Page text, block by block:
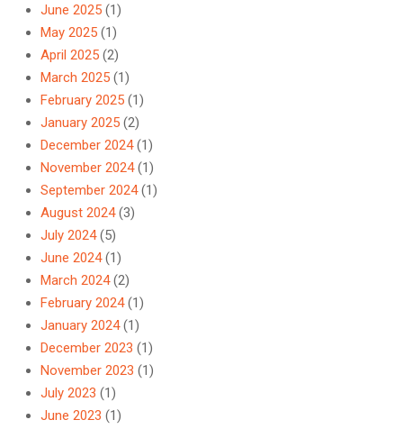
June 2025 (1)
May 2025 (1)
April 2025 (2)
March 2025 (1)
February 2025 (1)
January 2025 (2)
December 2024(1)
November 2024(1)
September 2024(1)
August 2024(3)
July 2024(5)
June 2024(1)
March 2024(2)
February 2024(1)
January 2024(1)
December 2023 (1)
November 2023 (1)
July 2023 (1)
June 2023 (1)